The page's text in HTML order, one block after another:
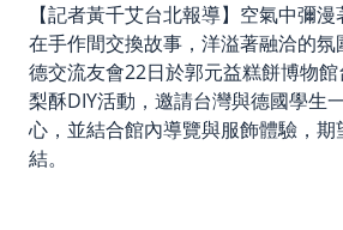
【記者黃千艾台北報導】空氣中彌
在手作間交換故事，洋溢著融洽的氛
德交流友會22日於郭元益糕餅博物
梨酥DIY活動，邀請台灣與德國學生
心，並結合館內導覽與服飾體驗，期
結。